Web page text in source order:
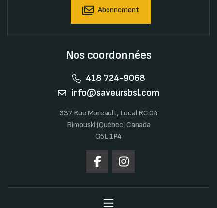
Abonnement
Nos coordonnées
418 724-9068
info@saveursbsl.com
337 Rue Moreault, Local RC.04
Rimouski (Québec) Canada
G5L 1P4